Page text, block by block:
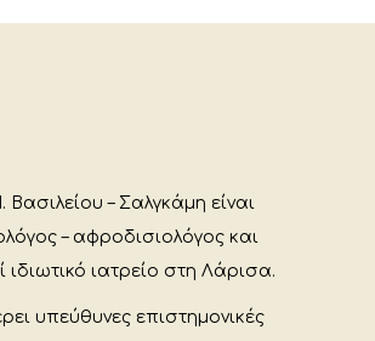
– Σαλγκάμη είναι
– αφροδισιολόγος και
ιδιωτικό ιατρείο στη Λάρισα.
υπεύθυνες επιστημονικές